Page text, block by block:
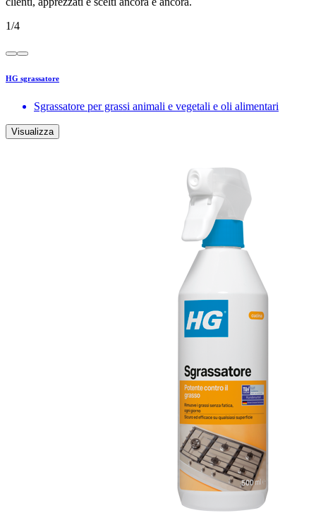
1/4
HG sgrassatore
Sgrassatore per grassi animali e vegetali e oli alimentari
Visualizza